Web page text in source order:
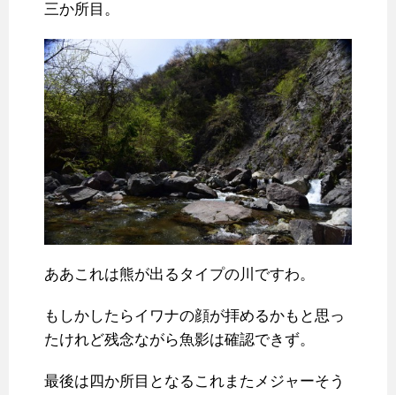
三か所目。
ああこれは熊が出るタイプの川ですわ。
もしかしたらイワナの顔が拝めるかもと思っ
たけれど残念ながら魚影は確認できず。
最後は四か所目となるこれまたメジャーそう